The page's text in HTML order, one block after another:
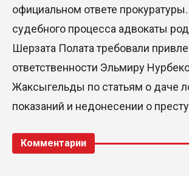
официальном ответе
судебного процесса адвокаты
Шерзата Полата требовали
ответственности Эльмиру
Жаксыгельды по статьям о даче
показаний и недонесении о
Комментарии